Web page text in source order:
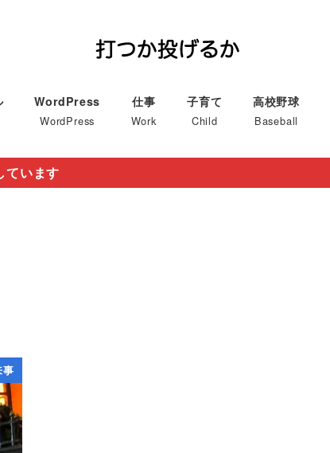
WordPress
WordPress
仕事
Work
子育て
Child
高校野球
Baseball
ています
事